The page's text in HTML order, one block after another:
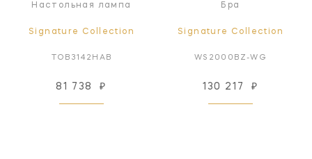
Настольная лампа
Signature Collection
TOB3142HAB
81 738 ₽
Бра
Signature Collection
WS2000BZ-WG
130 217 ₽